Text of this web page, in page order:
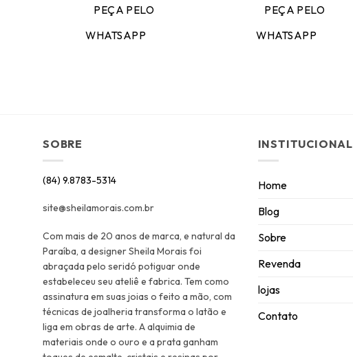
PEÇA PELO
WHATSAPP
PEÇA PELO
WHATSAPP
SOBRE
(84) 9.8783-5314
site@sheilamorais.com.br
Com mais de 20 anos de marca, e natural da
Paraíba, a designer Sheila Morais foi
abraçada pelo seridó potiguar onde
estabeleceu seu ateliê e fabrica. Tem como
assinatura em suas joias o feito a mão, com
técnicas de joalheria transforma o latão e
liga em obras de arte. A alquimia de
materiais onde o ouro e a prata ganham
INSTITUCIONAL
Home
Blog
Sobre
Revenda
lojas
Contato